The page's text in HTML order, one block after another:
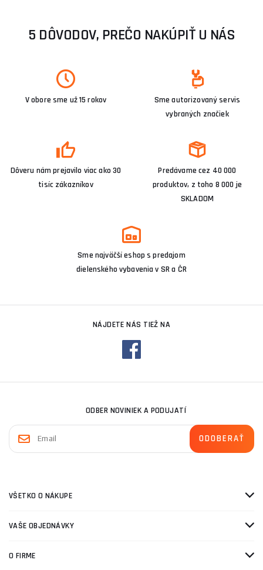
5 DÔVODOV, PREČO NAKÚPIŤ U NÁS
V obore sme už 15 rokov
Sme autorizovaný servis
vybraných značiek
Dôveru nám prejavilo viac ako 30
tisíc zákazníkov
Predávame cez 40 000
produktov, z toho 8 000 je
SKLADOM
Sme najväčší eshop s predajom
dielenského vybavenia v SR a ČR
NÁJDETE NÁS TIEŽ NA
ODBER NOVINIEK A PODUJATÍ
VŠETKO O NÁKUPE
VAŠE OBJEDNÁVKY
O FIRME